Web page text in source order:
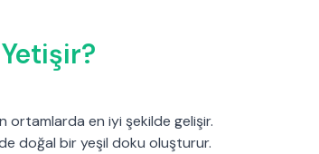
ortamlarda en iyi şekilde gelişir.
doğal bir yeşil doku oluşturur.